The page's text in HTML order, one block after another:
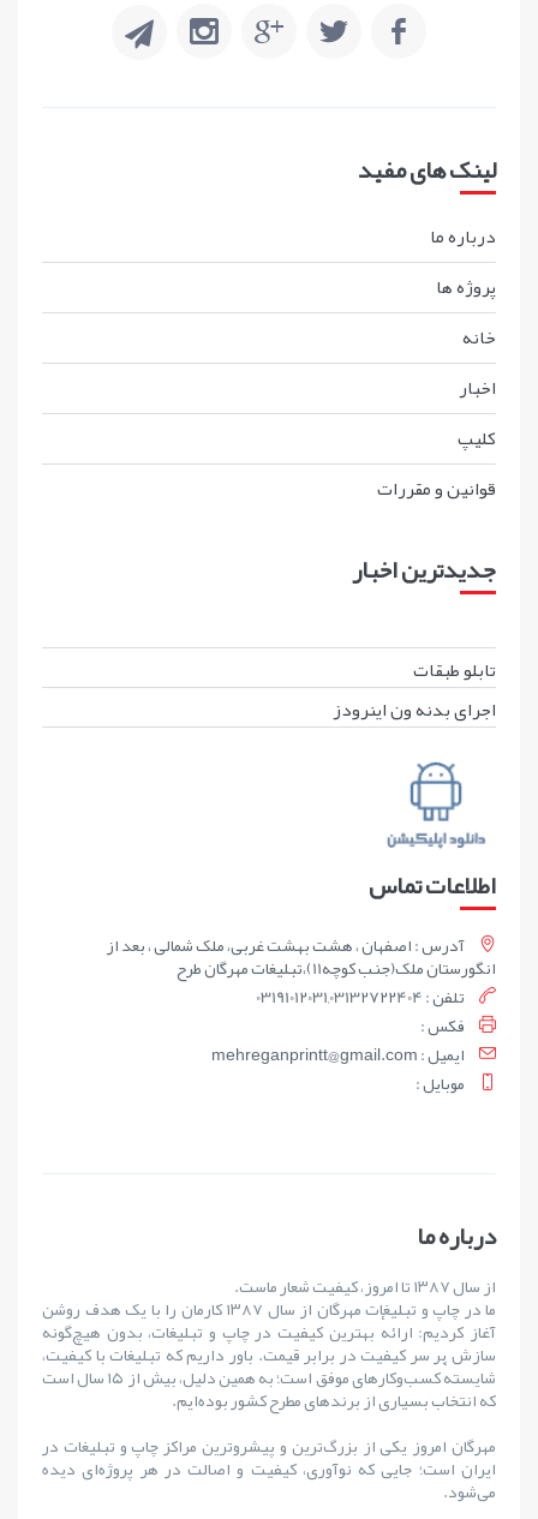
لینک های مفید
درباره ما
پروژه ها
خانه
اخبار
کليپ
قوانين و مقررات
جدیدترین اخبار
تابلو طبقات
اجرای بدنه ون اینرودز
اطلاعات تماس
آدرس : اصفهان ، هشت بهشت غربی، ملک شمالی ، بعد از
انگورستان ملک(جنب کوچه11)،تبلیغات مهرگان طرح
تلفن : 03191012031,03132722404
فکس :
ايميل : mehreganprintt@gmail.com
موبايل :
درباره ما
از سال ۱۳۸۷ تا امروز، کیفیت شعار ماست.
ما در چاپ و تبلیغات مهرگان از سال ۱۳۸۷ کارمان را با یک هدف روشن
آغاز کردیم: ارائهٔ بهترین کیفیت در چاپ و تبلیغات، بدون هیچ‌گونه
سازش بر سر کیفیت در برابر قیمت. باور داریم که تبلیغات با کیفیت،
شایستهٔ کسب‌وکارهای موفق است؛ به همین دلیل، بیش از ۱۵ سال است
که انتخاب بسیاری از برندهای مطرح کشور بوده‌ایم.
مهرگان امروز یکی از بزرگ‌ترین و پیشروترین مراکز چاپ و تبلیغات در
ایران است؛ جایی که نوآوری، کیفیت و اصالت در هر پروژه‌ای دیده
می‌شود.